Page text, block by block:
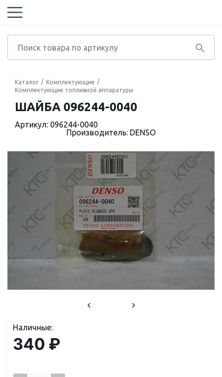
Каталог
Комплектующие
Комплектующие топливной аппаратуры
ШАЙБА 096244-0040
Артикул: 096244-0040
Производитель: DENSO
Наличные:
340 ₽